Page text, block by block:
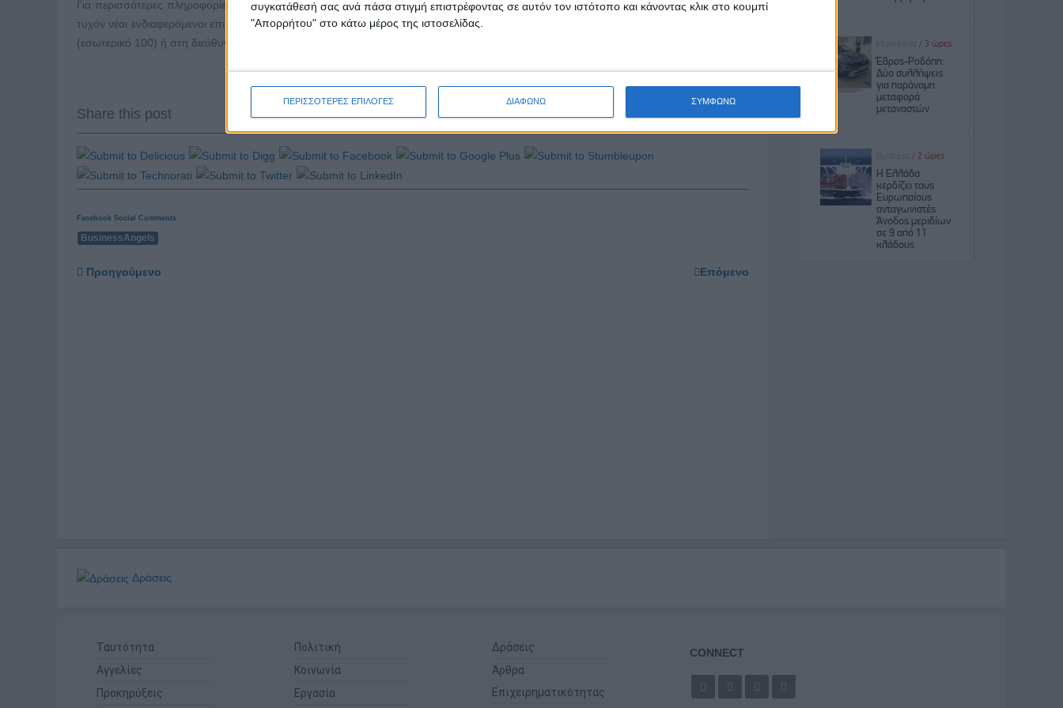
συγκατάθεσή σας ανά πάσα στιγμή επιστρέφοντας σε αυτόν τον ιστότοπο και κάνοντας κλικ στο κουμπί
"Απορρήτου" στο κάτω μέρος της ιστοσελίδας.
ΠΕΡΙΣΣΟΤΕΡΕΣ ΕΠΙΛΟΓΕΣ ΔΙΑΦΩΝΩ ΣΥΜΦΩΝΩ
Για περισσότερες πληροφορίες σχετικά με τις προϋποθέσεις συμμετοχής οι ενδιαφερόμενες νεοφυείς ομάδες, επιχειρήσεις, καθώς και
τυχόν νέοι ενδιαφερόμενοι επιχειρηματικοί άγγελοι καλούνται να επικοινωνήσουν με την κα Ηλιάννα Δήμου στο τηλέφωνο 2310 531000
(εσωτερικό 100) ή στη διεύθυνση
Share this post
Facebook Social Comments
BusinessAngels
Προηγούμενο Επόμενο
Δράσεις
Ταυτότητα
Αγγελίες
Προκηρύξεις
Πολιτική
Κοινωνία
Εργασία
Δράσεις
Άρθρα
Επιχειρηματικότητας
CONNECT